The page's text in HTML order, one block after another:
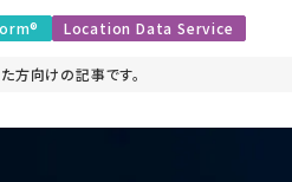
Location Data Service
方向けの記事です。